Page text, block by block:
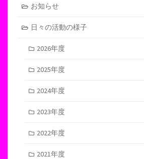
お知らせ
日々の活動の様子
2026年度
2025年度
2024年度
2023年度
2022年度
2021年度